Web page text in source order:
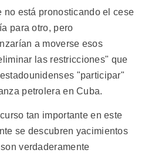
no está pronosticando el cese
para otro, pero
a moverse esos
las restricciones" que
"participar"
petrolera en Cuba.
tan importante en este
se descubren yacimientos
verdaderamente